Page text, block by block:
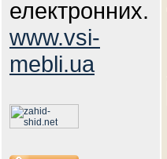
електронних.
www.vsi-
mebli.ua